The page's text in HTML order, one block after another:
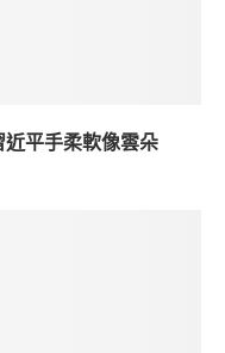
平手柔軟像雲朵